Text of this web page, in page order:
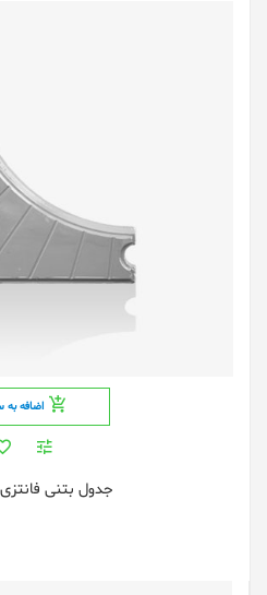
اضافه
جدول بتنی